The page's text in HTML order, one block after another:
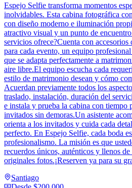
Espejo Selfie transforma momentos
inolvidables. Esta cabina fotográfica
con diseño moderno e iluminación
atractivo visual y un punto de
servicios ofrece?Cuenta con
para cada evento, un equipo
que se adapta perfectamente a
aire libre.El equipo escucha cada
estilo de matrimonio desean y cómo
Acuerdan previamente todos los
traslado, instalación, duración del
e instala y prueba la cabina con tiempo
invitados sin demoras.Un asistente
orienta a los invitados y cuida cada
perfecto. En Espejo Selfie, cada boda
profesionalismo. La misión es que
recuerdos únicos, auténticos y llenos
originales fotos.¡Reserven ya para su
Santiago